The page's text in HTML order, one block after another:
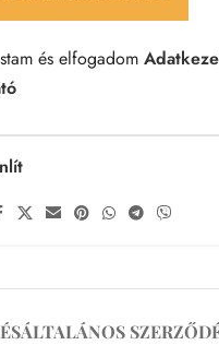
és elfogadom
ÁLTALÁNOS